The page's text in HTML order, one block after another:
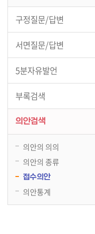
구정질문/답변
서면질문/답변
5분자유발언
부록검색
의안검색
의안의 의의
의안의 종류
접수의안
의안통계